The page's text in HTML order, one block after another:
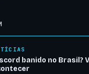
banido no Brasil?